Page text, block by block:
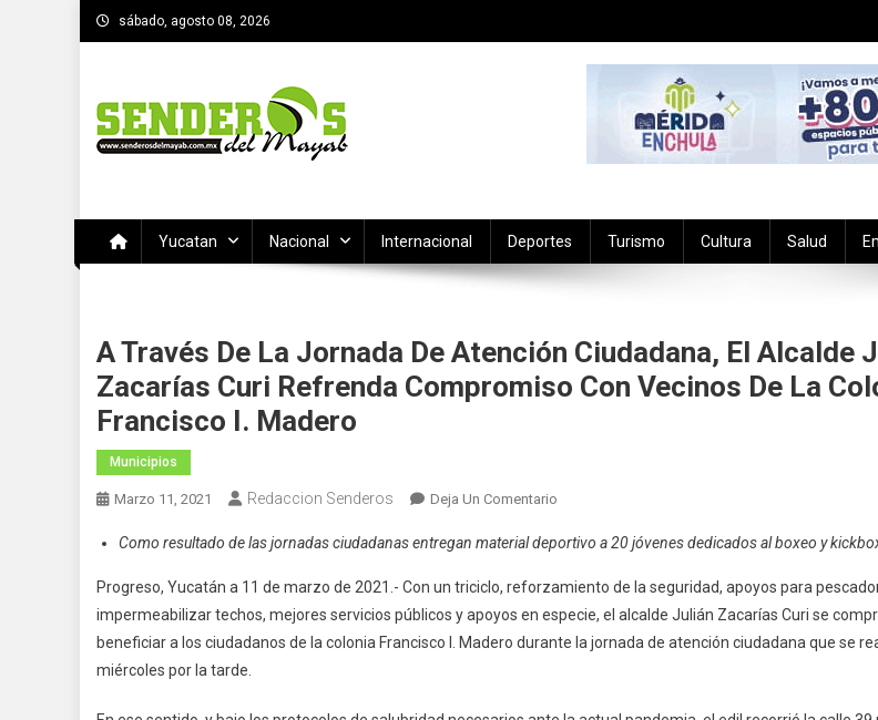
Saltar
al
sábado, agosto 08, 2026
Yucatan Nacional Internacional Deportes Turismo Cultura Salud
A Través De La Jornada De Atención Ciudadana, El Alcalde
Zacarías Curi Refrenda Compromiso Con Vecinos De La
Francisco I. Madero
Municipios
Marzo 11, 2021 Redaccion Senderos Deja Un Comentario
Través
Jornada
De
Como resultado de las jornadas ciudadanas entregan material deportivo a 20 jóvenes dedicados al boxeo y
Progreso, Yucatán a 11 de marzo de 2021.- Con un triciclo, reforzamiento de la seguridad, apoyos para
impermeabilizar techos, mejores servicios públicos y apoyos en especie, el alcalde Julián Zacarías Curi se
beneficiar a los ciudadanos de la colonia Francisco I. Madero durante la jornada de atención ciudadana que se
miércoles por la tarde.